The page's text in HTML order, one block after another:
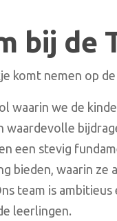
bij de
komt nemen op
waarin we de
waardevolle
een stevig
bieden, waarin
team is
leerlingen.